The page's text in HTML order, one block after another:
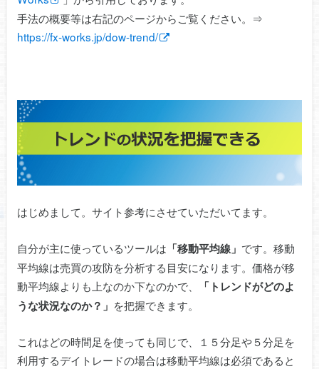
手法の概要等は右記のページからご覧ください。⇒
https://fx-works.jp/dow-trend/
はじめまして。サイト参考にさせていただいてます。
自分が主に使っているツールは 「移動平均線」 です。移動
平均線は売買の攻防を分析する目安になります。価格が移
動平均線よりも上なのか下なのかで、
「トレンドがどのよ
うな状況なのか？」 を把握できます。
これはどの時間足を使っても同じで、１５分足や５分足を
利用するデイトレードの場合は移動平均線は必須であると